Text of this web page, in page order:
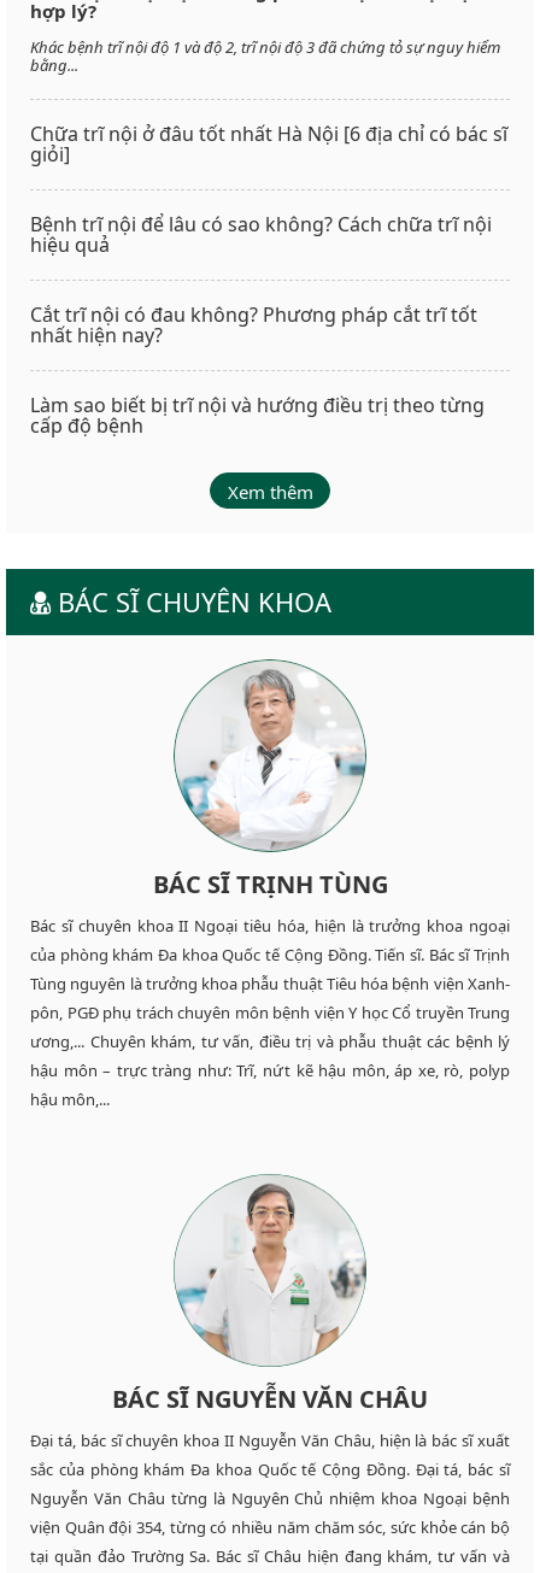
hợp lý?
Khác bệnh trĩ nội độ 1 và độ 2, trĩ nội độ 3 đã chứng tỏ sự nguy hiểm
bằng...
Chữa trĩ nội ở đâu tốt nhất Hà Nội [6 địa chỉ có bác sĩ
giỏi]
Bệnh trĩ nội để lâu có sao không? Cách chữa trĩ nội
hiệu quả
Cắt trĩ nội có đau không? Phương pháp cắt trĩ tốt
nhất hiện nay?
Làm sao biết bị trĩ nội và hướng điều trị theo từng
cấp độ bệnh
Xem thêm
BÁC SĨ CHUYÊN KHOA
BÁC SĨ TRỊNH TÙNG
Bác sĩ chuyên khoa II Ngoại tiêu hóa, hiện là trưởng khoa ngoại
của phòng khám Đa khoa Quốc tế Cộng Đồng. Tiến sĩ. Bác sĩ Trịnh
Tùng nguyên là trưởng khoa phẫu thuật Tiêu hóa bệnh viện Xanh-
pôn, PGĐ phụ trách chuyên môn bệnh viện Y học Cổ truyền Trung
ương,... Chuyên khám, tư vấn, điều trị và phẫu thuật các bệnh lý
hậu môn – trực tràng như: Trĩ, nứt kẽ hậu môn, áp xe, rò, polyp
hậu môn,...
BÁC SĨ NGUYỄN VĂN CHÂU
Đại tá, bác sĩ chuyên khoa II Nguyễn Văn Châu, hiện là bác sĩ xuất
sắc của phòng khám Đa khoa Quốc tế Cộng Đồng. Đại tá, bác sĩ
Nguyễn Văn Châu từng là Nguyên Chủ nhiệm khoa Ngoại bệnh
viện Quân đội 354, từng có nhiều năm chăm sóc, sức khỏe cán bộ
tại quần đảo Trường Sa. Bác sĩ Châu hiện đang khám, tư vấn và